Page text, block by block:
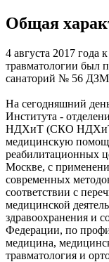
Общая
4 августа 2017
травматологии был
санаторий № 56
На сегодняшний
Института -
НДХиТ (СКО
медицинскую
реабилитационных
Москве, с
современных
соответствии с
медицинской
здравоохранения и
Федерации, по
медицина,
травматология и